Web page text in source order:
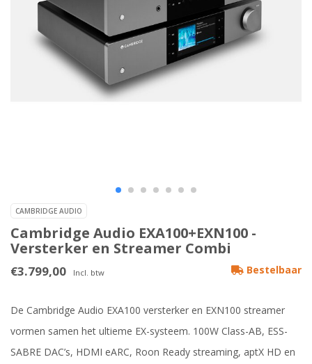
CAMBRIDGE AUDIO
Cambridge Audio EXA100+EXN100 -
Versterker en Streamer Combi
€3.799,00 Incl. btw Bestelbaar
De Cambridge Audio EXA100 versterker en EXN100 streamer
vormen samen het ultieme EX-systeem. 100W Class-AB, ESS-
SABRE DAC’s, HDMI eARC, Roon Ready streaming, aptX HD en